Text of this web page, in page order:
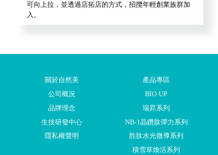
可向上拉，並透過店拓店的方式，招攬年輕創業族群加
入。
關於自然美
公司概況
品牌理念
生技研發中心
隱私權聲明
產品專區
BIO UP
瑞昇系列
NB-1晶鑽肽彈力系列
胜肽水光微導系列
積雪草煥活系列